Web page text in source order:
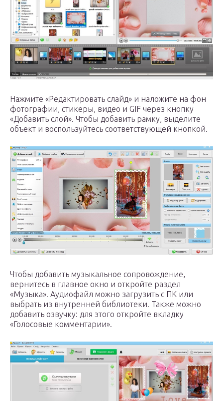
Нажмите «Редактировать слайд» и наложите на фон
фотографии, стикеры, видео и GIF через кнопку
«Добавить слой». Чтобы добавить рамку, выделите
объект и воспользуйтесь соответствующей кнопкой.
Чтобы добавить музыкальное сопровождение,
вернитесь в главное окно и откройте раздел
«Музыка». Аудиофайл можно загрузить с ПК или
выбрать из внутренней библиотеки. Также можно
добавить озвучку: для этого откройте вкладку
«Голосовые комментарии».